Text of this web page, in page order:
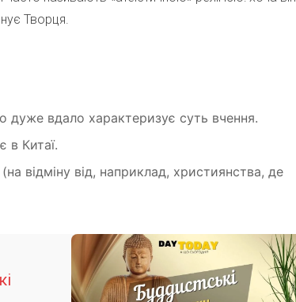
Творця.
дуже вдало характеризує суть вчення.
в Китаї.
відміну від, наприклад, християнства, де